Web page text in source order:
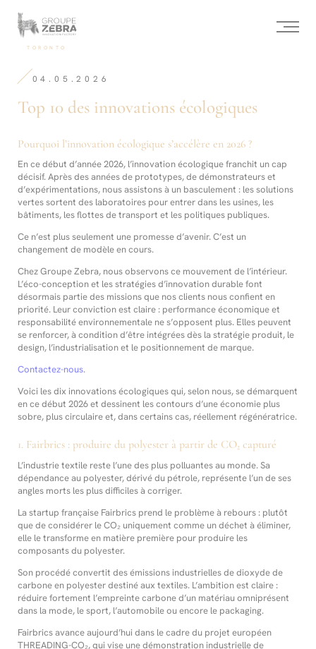
Conseil
Marketing
de
et
TORONTO
écologiques
Top 10 des innovations écologiques
04.05.2026
Pourquoi l’innovation écologique s’accélère en 2026 ?
En ce début d’année 2026, l’innovation écologique franchit un cap
décisif. Après des années de prototypes, de démonstrateurs et
d’expérimentations, nous assistons à un basculement : les solutions
vertes sortent des laboratoires pour entrer dans les usines, les
bâtiments, les flottes de transport et les politiques publiques.
Ce n’est plus seulement une promesse d’avenir. C’est un
changement de modèle en cours.
Chez Groupe Zebra, nous observons ce mouvement de l’intérieur.
L’éco-conception et les stratégies d’innovation durable font
désormais partie des missions que nos clients nous confient en
priorité. Leur conviction est claire : performance économique et
responsabilité environnementale ne s’opposent plus. Elles peuvent
se renforcer, à condition d’être intégrées dès la stratégie produit, le
design, l’industrialisation et le positionnement de marque.
Contactez-nous.
Voici les dix innovations écologiques qui, selon nous, se démarquent
en ce début 2026 et dessinent les contours d’une économie plus
sobre, plus circulaire et, dans certains cas, réellement régénératrice.
1. Fairbrics : produire du polyester à partir de CO₂ capturé
L’industrie textile reste l’une des plus polluantes au monde. Sa
dépendance au polyester, dérivé du pétrole, représente l’un de ses
angles morts les plus difficiles à corriger.
La startup française Fairbrics prend le problème à rebours : plutôt
que de considérer le CO₂ uniquement comme un déchet à éliminer,
elle le transforme en matière première pour produire les
composants du polyester.
Son procédé convertit des émissions industrielles de dioxyde de
carbone en polyester destiné aux textiles. L’ambition est claire :
réduire fortement l’empreinte carbone d’un matériau omniprésent
dans la mode, le sport, l’automobile ou encore le packaging.
Fairbrics avance aujourd’hui dans le cadre du projet européen
THREADING-CO₂, qui vise une démonstration industrielle de